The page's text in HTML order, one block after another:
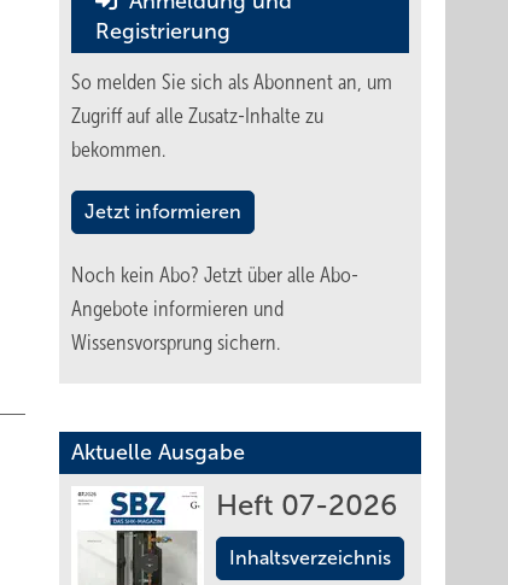
Registrierung
So melden Sie sich als Abonnent an, um
Zugriff auf alle Zusatz-Inhalte zu
bekommen.
Jetzt informieren
Noch kein Abo? Jetzt über alle Abo-
Angebote informieren und
Wissensvorsprung sichern.
Aktuelle Ausgabe
Heft 07-2026
Inhaltsverzeichnis